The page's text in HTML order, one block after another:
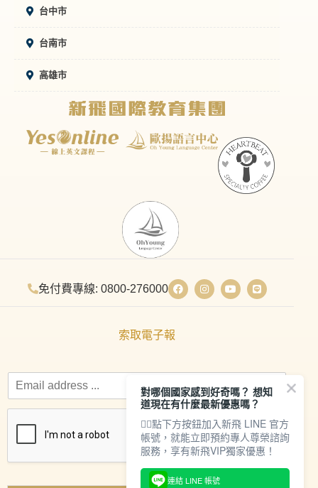
台中市
台南市
高雄市
免付費專線: 0800-276000
索取電子報
對哪個國家感到好奇嗎？ 想知
道現在有什麼最新優惠嗎？
👇🏻點下方按鈕加入新飛 LINE 官方
帳號，就能立即預約專人尊榮諮詢
服務，享有新飛VIP獨家優惠！
連結 LINE 帳號